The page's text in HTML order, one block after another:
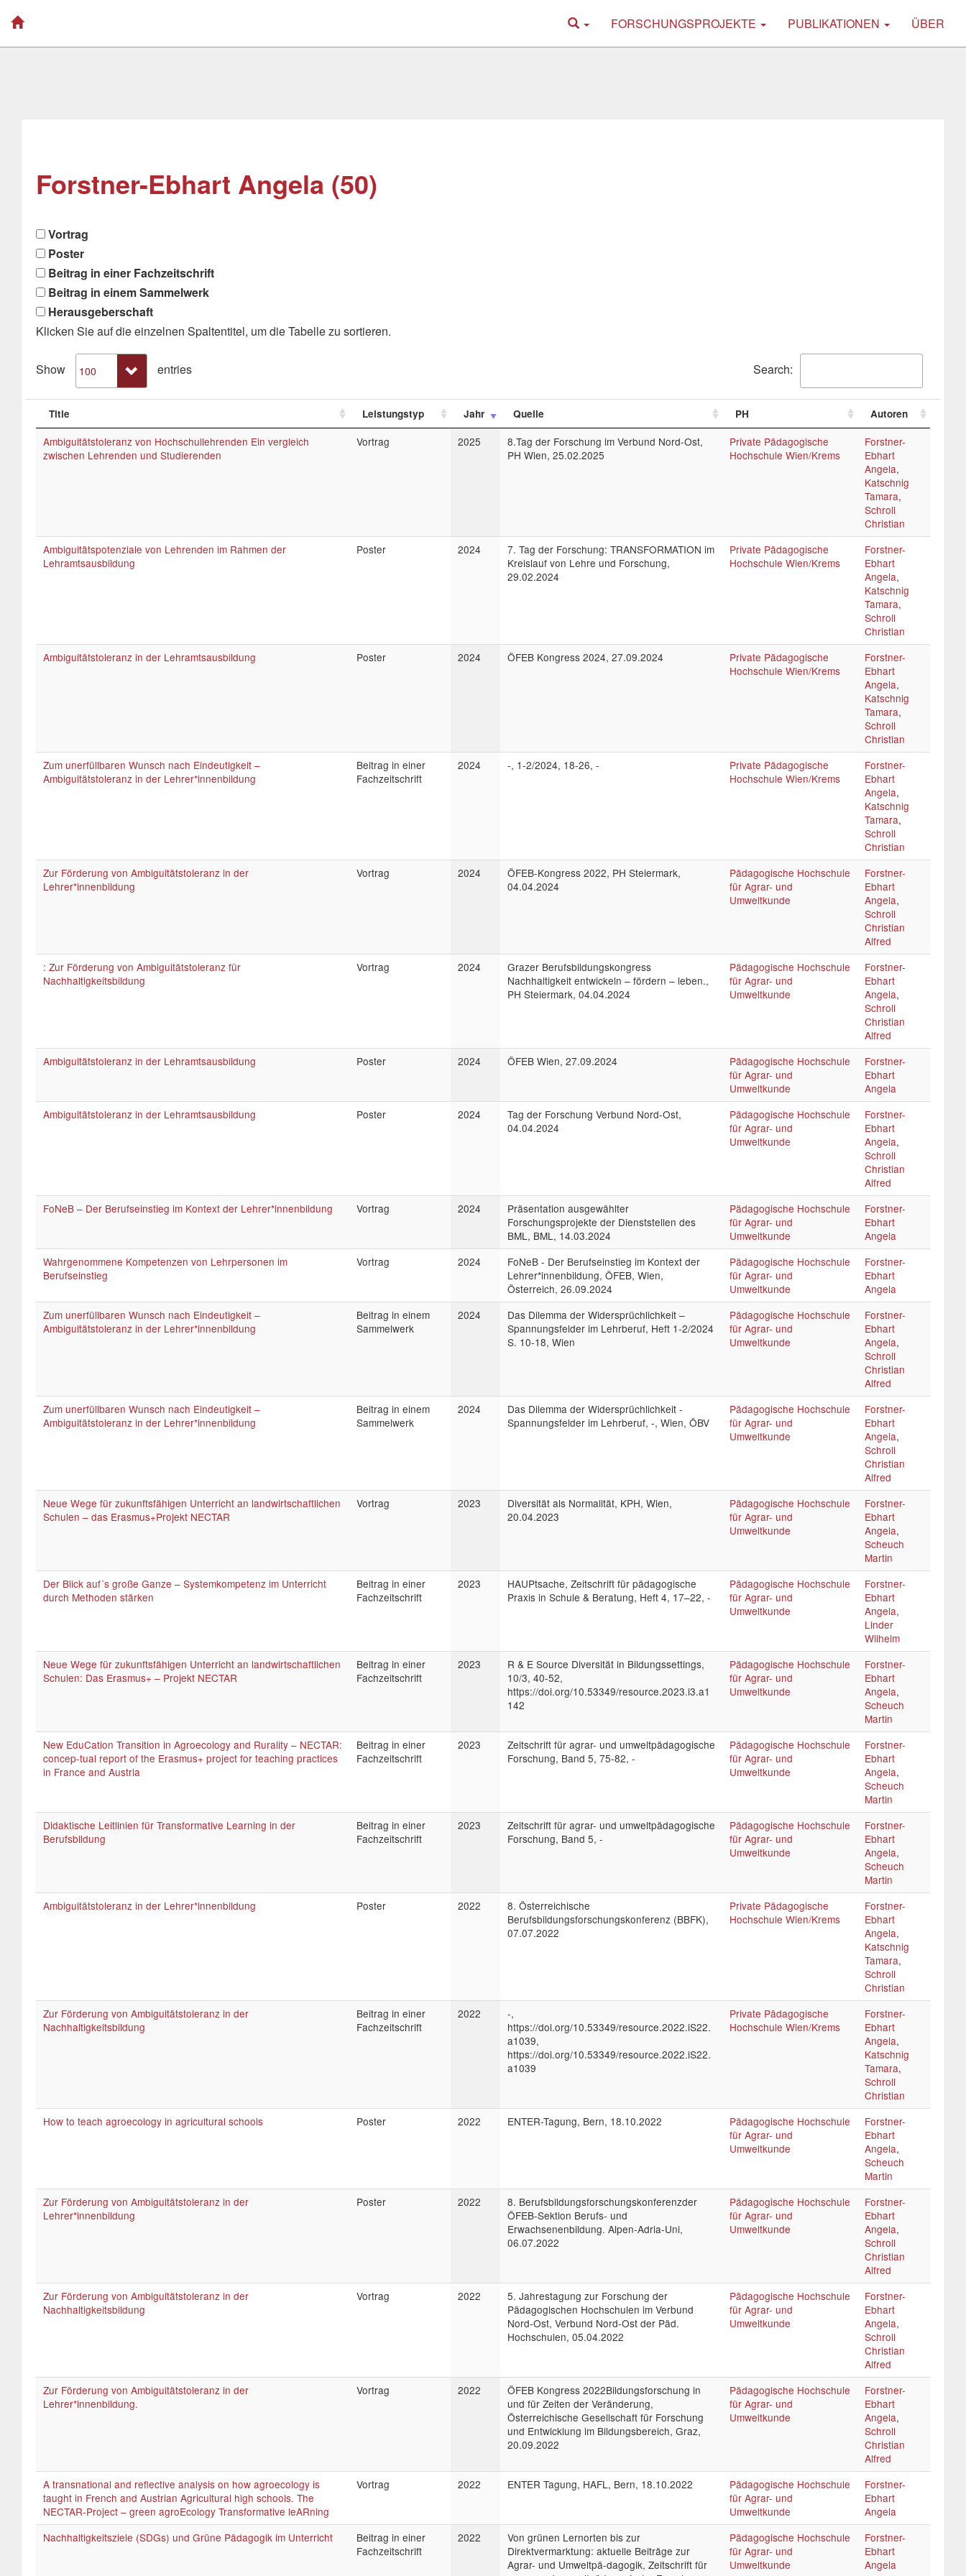
FORSCHUNGSPROJEKTE PUBLIKATIONEN ÜBER
Forstner-Ebhart Angela (50)
Vortrag
Poster
Beitrag in einer Fachzeitschrift
Beitrag in einem Sammelwerk
Herausgeberschaft
Klicken Sie auf die einzelnen Spaltentitel, um die Tabelle zu sortieren.
Show entries Search:
Title Leistungstyp Jahr Quelle PH Autoren
Ambiguitätstoleranz von Hochschullehrenden Ein vergleich
zwischen Lehrenden und Studierenden
Vortrag 2025
8.Tag der Forschung im Verbund Nord-Ost,
PH Wien, 25.02.2025
Private Pädagogische
Hochschule Wien/Krems
Forstner-
Ebhart
Angela,
Katschnig
Tamara,
Schroll
Christian
Ambiguitätspotenziale von Lehrenden im Rahmen der
Lehramtsausbildung
Poster 2024
7. Tag der Forschung: TRANSFORMATION im
Kreislauf von Lehre und Forschung,
29.02.2024
Private Pädagogische
Hochschule Wien/Krems
Forstner-
Ebhart
Angela,
Katschnig
Tamara,
Schroll
Christian
Ambiguitätstoleranz in der Lehramtsausbildung
Poster 2024 ÖFEB Kongress 2024, 27.09.2024
Private Pädagogische
Hochschule Wien/Krems
Forstner-
Ebhart
Angela,
Katschnig
Tamara,
Schroll
Christian
Zum unerfüllbaren Wunsch nach Eindeutigkeit –
Ambiguitätstoleranz in der Lehrer*innenbildung
Beitrag in einer
Fachzeitschrift
2024 -, 1-2/2024, 18-26, -
Private Pädagogische
Hochschule Wien/Krems
Forstner-
Ebhart
Angela,
Katschnig
Tamara,
Schroll
Christian
Zur Förderung von Ambiguitätstoleranz in der
Lehrer*innenbildung
Vortrag 2024
ÖFEB-Kongress 2022, PH Steiermark,
04.04.2024
Pädagogische Hochschule
für Agrar- und
Umweltkunde
Forstner-
Ebhart
Angela,
Schroll
Christian
Alfred
: Zur Förderung von Ambiguitätstoleranz für
Nachhaltigkeitsbildung
Vortrag 2024
Grazer Berufsbildungskongress
Nachhaltigkeit entwickeln – fördern – leben.,
PH Steiermark, 04.04.2024
Pädagogische Hochschule
für Agrar- und
Umweltkunde
Forstner-
Ebhart
Angela,
Schroll
Christian
Alfred
Ambiguitätstoleranz in der Lehramtsausbildung
Poster 2024 ÖFEB Wien, 27.09.2024
Pädagogische Hochschule
für Agrar- und
Umweltkunde
Forstner-
Ebhart
Angela
Ambiguitätstoleranz in der Lehramtsausbildung
Poster 2024
Tag der Forschung Verbund Nord-Ost,
04.04.2024
Pädagogische Hochschule
für Agrar- und
Umweltkunde
Forstner-
Ebhart
Angela,
Schroll
Christian
Alfred
FoNeB – Der Berufseinstieg im Kontext der Lehrer*innenbildung
Vortrag 2024
Präsentation ausgewählter
Forschungsprojekte der Dienststellen des
BML, BML, 14.03.2024
Pädagogische Hochschule
für Agrar- und
Umweltkunde
Forstner-
Ebhart
Angela
Wahrgenommene Kompetenzen von Lehrpersonen im
Berufseinstieg
Vortrag 2024
FoNeB - Der Berufseinstieg im Kontext der
Lehrer*innenbildung, ÖFEB, Wien,
Österreich, 26.09.2024
Pädagogische Hochschule
für Agrar- und
Umweltkunde
Forstner-
Ebhart
Angela
Zum unerfüllbaren Wunsch nach Eindeutigkeit –
Ambiguitätstoleranz in der Lehrer*innenbildung
Beitrag in einem
Sammelwerk
2024
Das Dilemma der Widersprüchlichkeit –
Spannungsfelder im Lehrberuf, Heft 1-2/2024
S. 10-18, Wien
Pädagogische Hochschule
für Agrar- und
Umweltkunde
Forstner-
Ebhart
Angela,
Schroll
Christian
Alfred
Zum unerfüllbaren Wunsch nach Eindeutigkeit –
Ambiguitätstoleranz in der Lehrer*innenbildung
Beitrag in einem
Sammelwerk
2024
Das Dilemma der Widersprüchlichkeit -
Spannungsfelder im Lehrberuf, -, Wien, ÖBV
Pädagogische Hochschule
für Agrar- und
Umweltkunde
Forstner-
Ebhart
Angela,
Schroll
Christian
Alfred
Neue Wege für zukunftsfähigen Unterricht an landwirtschaftlichen
Schulen – das Erasmus+Projekt NECTAR
Vortrag 2023
Diversität als Normalität, KPH, Wien,
20.04.2023
Pädagogische Hochschule
für Agrar- und
Umweltkunde
Forstner-
Ebhart
Angela,
Scheuch
Martin
Der Blick auf´s große Ganze – Systemkompetenz im Unterricht
durch Methoden stärken
Beitrag in einer
Fachzeitschrift
2023
HAUPtsache, Zeitschrift für pädagogische
Praxis in Schule & Beratung, Heft 4, 17–22, -
Pädagogische Hochschule
für Agrar- und
Umweltkunde
Forstner-
Ebhart
Angela,
Linder
Wilhelm
Neue Wege für zukunftsfähigen Unterricht an landwirtschaftlichen
Schulen: Das Erasmus+ – Projekt NECTAR
Beitrag in einer
Fachzeitschrift
2023
R & E Source Diversität in Bildungssettings,
10/3, 40-52,
https://doi.org/10.53349/resource.2023.i3.a1
142
Pädagogische Hochschule
für Agrar- und
Umweltkunde
Forstner-
Ebhart
Angela,
Scheuch
Martin
New EduCation Transition in Agroecology and Rurality – NECTAR:
concep-tual report of the Erasmus+ project for teaching practices
in France and Austria
Beitrag in einer
Fachzeitschrift
2023
Zeitschrift für agrar- und umweltpädagogische
Forschung, Band 5, 75-82, -
Pädagogische Hochschule
für Agrar- und
Umweltkunde
Forstner-
Ebhart
Angela,
Scheuch
Martin
Didaktische Leitlinien für Transformative Learning in der
Berufsbildung
Beitrag in einer
Fachzeitschrift
2023
Zeitschrift für agrar- und umweltpädagogische
Forschung, Band 5, -
Pädagogische Hochschule
für Agrar- und
Umweltkunde
Forstner-
Ebhart
Angela,
Scheuch
Martin
Ambiguitätstoleranz in der Lehrer*innenbildung
Poster 2022
8. Österreichische
Berufsbildungsforschungskonferenz (BBFK),
07.07.2022
Private Pädagogische
Hochschule Wien/Krems
Forstner-
Ebhart
Angela,
Katschnig
Tamara,
Schroll
Christian
Zur Förderung von Ambiguitätstoleranz in der
Nachhaltigkeitsbildung
Beitrag in einer
Fachzeitschrift
2022
-,
https://doi.org/10.53349/resource.2022.iS22.
a1039,
https://doi.org/10.53349/resource.2022.iS22.
a1039
Private Pädagogische
Hochschule Wien/Krems
Forstner-
Ebhart
Angela,
Katschnig
Tamara,
Schroll
Christian
How to teach agroecology in agricultural schools
Poster 2022 ENTER-Tagung, Bern, 18.10.2022
Pädagogische Hochschule
für Agrar- und
Umweltkunde
Forstner-
Ebhart
Angela,
Scheuch
Martin
Zur Förderung von Ambiguitätstoleranz in der
Lehrer*innenbildung
Poster 2022
8. Berufsbildungsforschungskonferenzder
ÖFEB-Sektion Berufs- und
Erwachsenenbildung. Alpen-Adria-Uni,
06.07.2022
Pädagogische Hochschule
für Agrar- und
Umweltkunde
Forstner-
Ebhart
Angela,
Schroll
Christian
Alfred
Zur Förderung von Ambiguitätstoleranz in der
Nachhaltigkeitsbildung
Vortrag 2022
5. Jahrestagung zur Forschung der
Pädagogischen Hochschulen im Verbund
Nord-Ost, Verbund Nord-Ost der Päd.
Hochschulen, 05.04.2022
Pädagogische Hochschule
für Agrar- und
Umweltkunde
Forstner-
Ebhart
Angela,
Schroll
Christian
Alfred
Zur Förderung von Ambiguitätstoleranz in der
Lehrer*innenbildung.
Vortrag 2022
ÖFEB Kongress 2022Bildungsforschung in
und für Zeiten der Veränderung,
Österreichische Gesellschaft für Forschung
und Entwicklung im Bildungsbereich, Graz,
20.09.2022
Pädagogische Hochschule
für Agrar- und
Umweltkunde
Forstner-
Ebhart
Angela,
Schroll
Christian
Alfred
A transnational and reflective analysis on how agroecology is
taught in French and Austrian Agricultural high schools. The
NECTAR-Project – green agroEcology Transformative leARning
Vortrag 2022 ENTER Tagung, HAFL, Bern, 18.10.2022
Pädagogische Hochschule
für Agrar- und
Umweltkunde
Forstner-
Ebhart
Angela
Nachhaltigkeitsziele (SDGs) und Grüne Pädagogik im Unterricht
Beitrag in einer
Fachzeitschrift
2022
Von grünen Lernorten bis zur
Direktvermarktung: aktuelle Beiträge zur
Agrar- und Umweltpä-dagogik, Zeitschrift für
Pädagogische Hochschule
für Agrar- und
Umweltkunde
Forstner-
Ebhart
Angela